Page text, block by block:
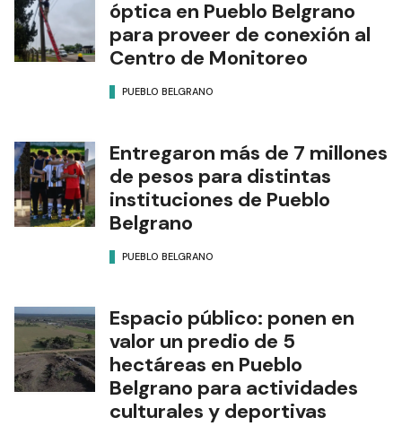
óptica en Pueblo Belgrano
para proveer de conexión al
Centro de Monitoreo
PUEBLO BELGRANO
Entregaron más de 7 millones
de pesos para distintas
instituciones de Pueblo
Belgrano
PUEBLO BELGRANO
Espacio público: ponen en
valor un predio de 5
hectáreas en Pueblo
Belgrano para actividades
culturales y deportivas